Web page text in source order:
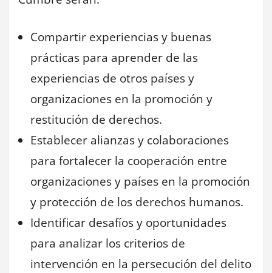
Compartir experiencias y buenas
prácticas para aprender de las
experiencias de otros países y
organizaciones en la promoción y
restitución de derechos.
Establecer alianzas y colaboraciones
para fortalecer la cooperación entre
organizaciones y países en la promoción
y protección de los derechos humanos.
Identificar desafíos y oportunidades
para analizar los criterios de
intervención en la persecución del delito